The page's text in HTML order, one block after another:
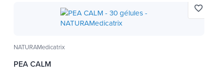
NATURAMedicatrix
PEA CALM
favorite_border